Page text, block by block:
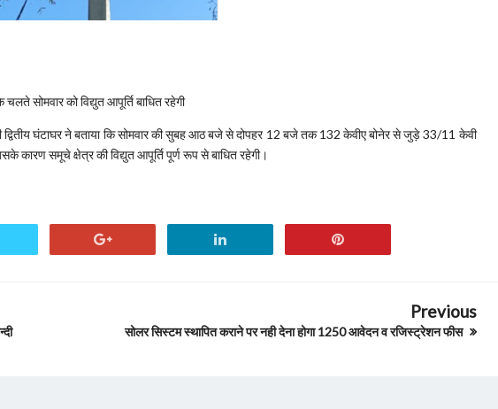
सोमवार को विद्युत आपूर्ति बाधित रहेगी
द्वितीय घंटाघर ने बताया कि सोमवार की सुबह आठ बजे से दोपहर 12 बजे तक 132 केवीए बोनेर से जुड़े 33/11 केवी
कारण समूचे क्षेत्र की विद्युत आपूर्ति पूर्ण रूप से बाधित रहेगी।
Previous
सोलर सिस्टम स्थापित कराने पर नही देना होगा 1250 आवेदन व रजिस्ट्रेशन फीस